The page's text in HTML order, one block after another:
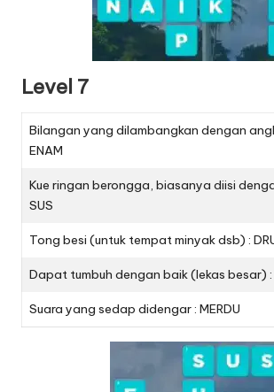
Level 7
Bilangan yang dilambangkan dengan
ENAM
Kue ringan berongga, biasanya diisi
SUS
Tong besi (untuk tempat minyak dsb) :
Dapat tumbuh dengan baik (lekas besar) :
Suara yang sedap didengar : MERDU